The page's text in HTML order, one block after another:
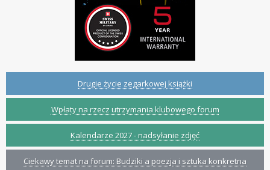
Drugie życie zegarkowej książki
Wpłaty na rzecz utrzymania klubowego forum
Kalendarze 2027 - nadsyłanie zdjęć
Ciekawy temat na forum: Budziki a poezja i sztuka konkretna